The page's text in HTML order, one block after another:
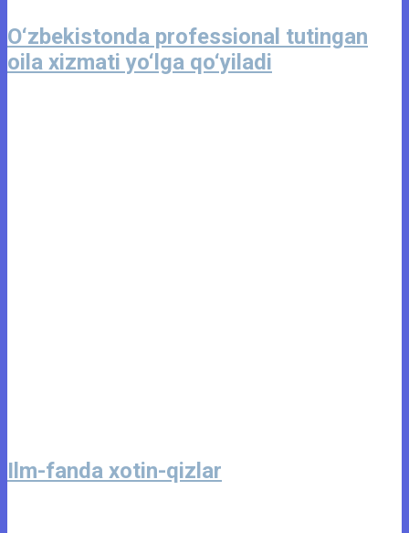
O‘zbekistonda professional tutingan
oila xizmati yo‘lga qo‘yiladi
Ilm-fanda xotin-qizlar